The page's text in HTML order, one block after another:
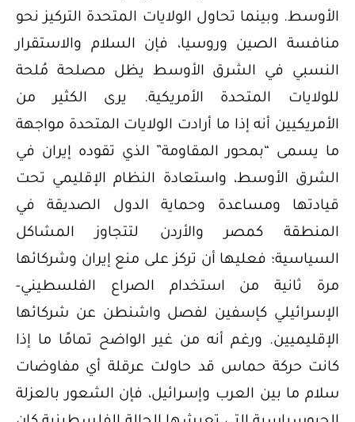
الأوسط. وبينما تحاول الولايات المتحدة التركيز نحو
منافسة الصين وروسيا، فإن السلام والاستقرار
النسبي في الشرق الأوسط يظل مصلحة مُلحة
للولايات المتحدة الأمريكية. يرى الكثير من
الأمريكيين أنه إذا ما أرادت الولايات المتحدة مواجهة
ما يسمى “بمحور المقاومة” الذي تقوده إيران في
الشرق الأوسط، واستعادة النظام الإقليمي تحت
قيادتها ومساعدة وحماية الدول الصديقة في
المنطقة كمصر والأردن لتتجاوز المشاكل
السياسية؛ فعليها أن تركز على منع إيران وشركائها
مرة ثانية من استخدام الصراع الفلسطيني-
الإسرائيلي كإسفين لفصل واشنطن عن شركائها
الإقليميين. ورغم أنه من غير الواضح تمامًا ما إذا
كانت حركة حماس قد حاولت عرقلة أي مفاوضات
سلام ما بين العرب وإسرائيل، فإن الشعور بالعزلة